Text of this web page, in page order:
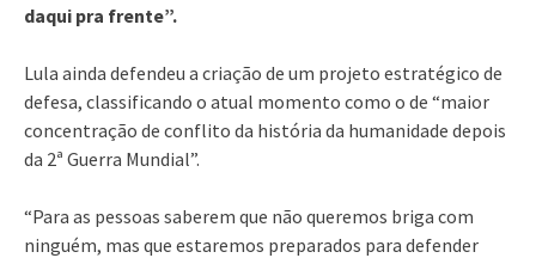
daqui pra frente”.
Lula ainda defendeu a criação de um projeto estratégico de
defesa, classificando o atual momento como o de “maior
concentração de conflito da história da humanidade depois
da 2ª Guerra Mundial”.
“Para as pessoas saberem que não queremos briga com
ninguém, mas que estaremos preparados para defender